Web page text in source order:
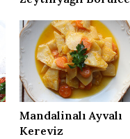
Mandalinalı Ayvalı
Kereviz